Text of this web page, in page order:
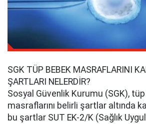
SGK TÜP BEBEK MASRAFLARINI
ŞARTLARI NELERDİR?
Sosyal Güvenlik Kurumu (SGK),
masraflarını belirli şartlar altında
bu şartlar SUT EK-2/K (Sağlık